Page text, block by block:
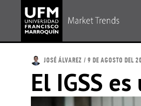
JOSÉ ÁLVAREZ / 9 DE AGOSTO DEL
El IGSS